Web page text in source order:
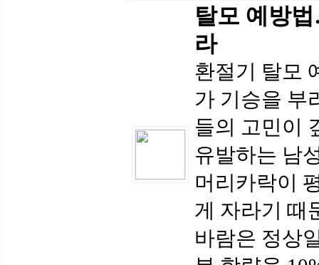
탈모 예방
라
환절기 탈모
가 기승을 부
들의 고민이
유발하는 남
머리카락이
게 자라기 때
바람은 정상